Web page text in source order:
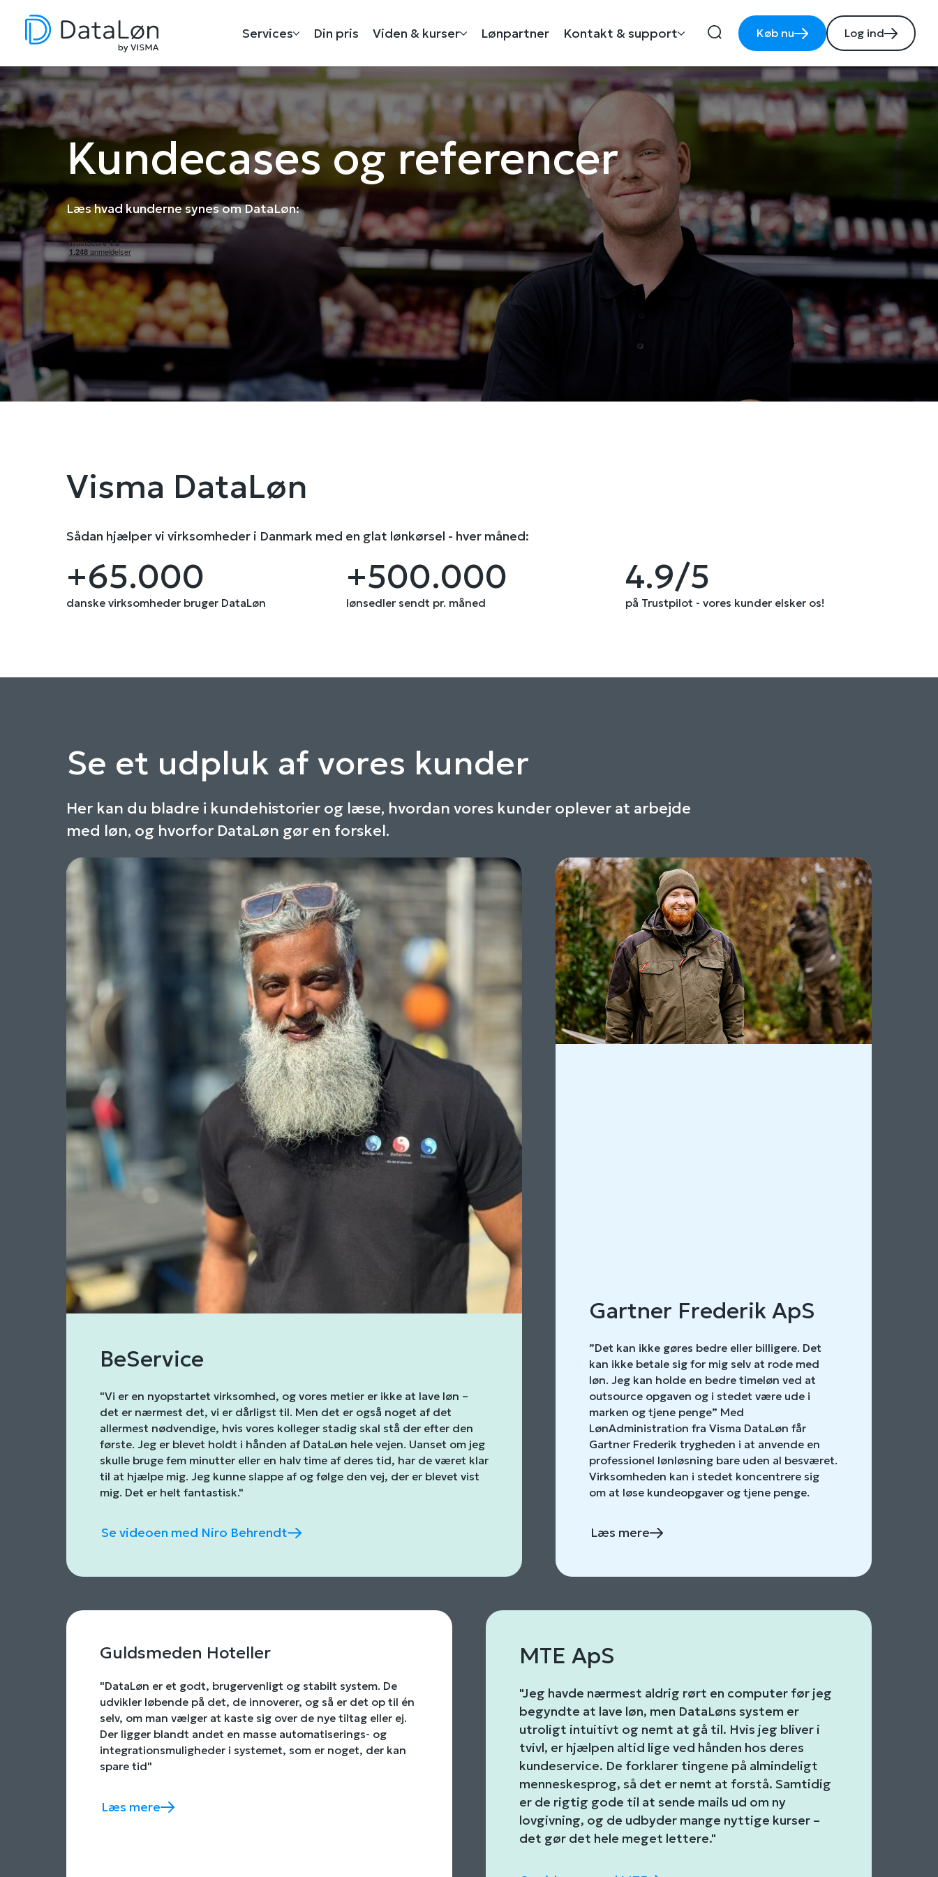
Services Din pris Viden & kurser Lønpartner Kontakt & support Køb nu Log ind
Kundecases og referencer
Læs hvad kunderne synes om DataLøn:
Visma DataLøn
Sådan hjælper vi virksomheder i Danmark med en glat lønkørsel - hver måned:
+65.000
danske virksomheder bruger DataLøn
+500.000
lønsedler sendt pr. måned
4.9/5
på Trustpilot - vores kunder elsker os!
Se et udpluk af vores kunder
Her kan du bladre i kundehistorier og læse, hvordan vores kunder oplever at arbejde
med løn, og hvorfor DataLøn gør en forskel.
BeService
"Vi er en nyopstartet virksomhed, og vores metier er ikke at lave løn –
det er nærmest det, vi er dårligst til. Men det er også noget af det
allermest nødvendige, hvis vores kolleger stadig skal stå der efter den
første. Jeg er blevet holdt i hånden af DataLøn hele vejen. Uanset om jeg
skulle bruge fem minutter eller en halv time af deres tid, har de været klar
til at hjælpe mig. Jeg kunne slappe af og følge den vej, der er blevet vist
mig. Det er helt fantastisk."
Se videoen med Niro Behrendt
Gartner Frederik ApS
”Det kan ikke gøres bedre eller billigere. Det
kan ikke betale sig for mig selv at rode med
løn. Jeg kan holde en bedre timeløn ved at
outsource opgaven og i stedet være ude i
marken og tjene penge” Med
LønAdministration fra Visma DataLøn får
Gartner Frederik trygheden i at anvende en
professionel lønløsning bare uden al besværet.
Virksomheden kan i stedet koncentrere sig
om at løse kundeopgaver og tjene penge.
Læs mere
Guldsmeden Hoteller
"DataLøn er et godt, brugervenligt og stabilt system. De
udvikler løbende på det, de innoverer, og så er det op til én
selv, om man vælger at kaste sig over de nye tiltag eller ej.
Der ligger blandt andet en masse automatiserings- og
integrationsmuligheder i systemet, som er noget, der kan
spare tid"
Læs mere
MTE ApS
"Jeg havde nærmest aldrig rørt en computer før jeg
begyndte at lave løn, men DataLøns system er
utroligt intuitivt og nemt at gå til. Hvis jeg bliver i
tvivl, er hjælpen altid lige ved hånden hos deres
kundeservice. De forklarer tingene på almindeligt
menneskesprog, så det er nemt at forstå. Samtidig
er de rigtig gode til at sende mails ud om ny
lovgivning, og de udbyder mange nyttige kurser –
det gør det hele meget lettere."